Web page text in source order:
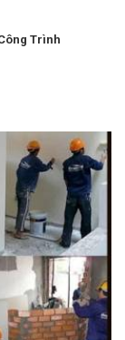
Trình